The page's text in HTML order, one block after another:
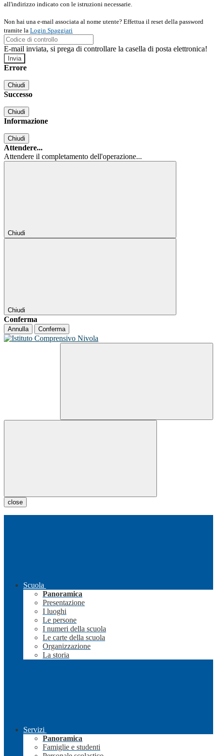
all'indirizzo indicato con le istruzioni necessarie.
Non hai una e-mail associata al nome utente? Effettua il reset della password
tramite la Login Spaggiari
E-mail inviata, si prega di controllare la casella di posta elettronica!
Errore
Chiudi
Successo
Chiudi
Informazione
Chiudi
Attendere...
Attendere il completamento dell'operazione...
Chiudi
Chiudi
Conferma
Annulla Conferma
close
Scuola
Panoramica
Presentazione
I luoghi
Le persone
I numeri della scuola
Le carte della scuola
Organizzazione
La storia
Servizi
Panoramica
Famiglie e studenti